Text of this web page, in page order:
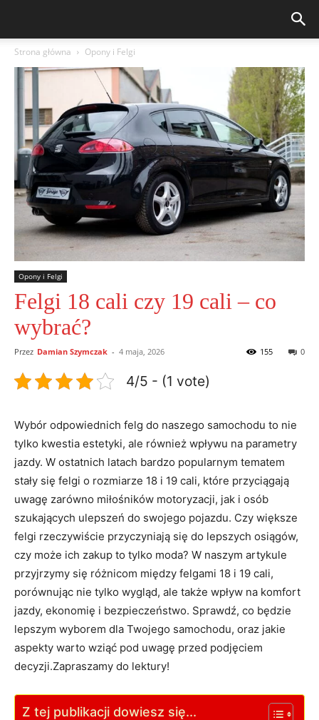
Strona główna Opony i Felgi
Opony i Felgi
Felgi 18 cali czy 19 cali – co
wybrać?
Przez Damian Szymczak - 4 maja, 2026 0
155
4/5 - (1 vote)
Wybór ​odpowiednich felg do naszego ⁣samochodu to nie
tylko kwestia estetyki, ale również wpływu na parametry
jazdy. ​W ostatnich latach bardzo popularnym ⁤tematem
stały się felgi o rozmiarze 18 i 19 cali, które przyciągają
uwagę zarówno miłośników motoryzacji, jak i osób
szukających ⁣ulepszeń do swojego pojazdu. Czy większe
felgi rzeczywiście ⁤przyczyniają się do lepszych osiągów,⁣
czy ‍może ‌ich zakup to tylko moda? W naszym artykule
przyjrzymy się różnicom między felgami 18 i ⁤19 ‌cali,
porównując nie⁢ tylko ⁣wygląd,⁢ ale‌ także ‍wpływ‍ na komfort
jazdy, ​ekonomię i bezpieczeństwo. Sprawdź, co będzie
lepszym wyborem dla Twojego samochodu, oraz‍ jakie​
aspekty warto wziąć pod uwagę przed podjęciem
⁣decyzji.Zapraszamy do lektury!
Z tej publikacji dowiesz się...